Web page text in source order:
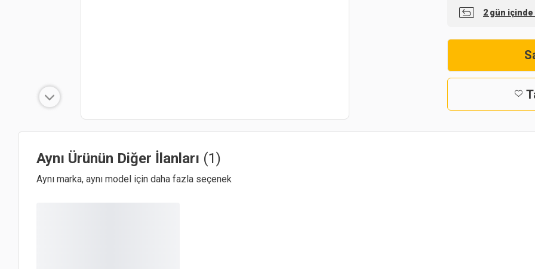
2 gün
Aynı Ürünün Diğer İlanları (1)
Aynı marka, aynı model için daha fazla seçenek